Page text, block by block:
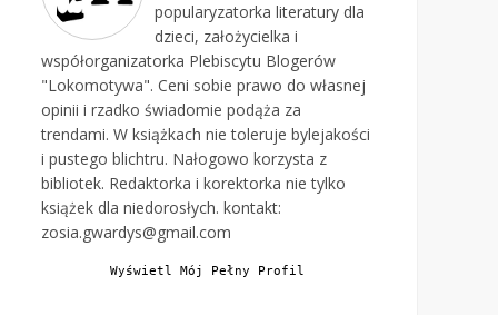
popularyzatorka literatury dla
dzieci, założycielka i
współorganizatorka Plebiscytu Blogerów
"Lokomotywa". Ceni sobie prawo do własnej
opinii i rzadko świadomie podąża za
trendami. W książkach nie toleruje bylejakości
i pustego blichtru. Nałogowo korzysta z
bibliotek. Redaktorka i korektorka nie tylko
książek dla niedorosłych. kontakt:
zosia.gwardys@gmail.com
Wyświetl Mój Pełny Profil